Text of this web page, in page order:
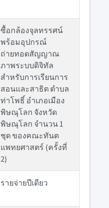
ซื้อกล้องจุลทรรศน์
พร้อมอุปกรณ์
ถ่ายทอดสัญญาณ
ภาพระบบดิจิทัล
สำหรับการเรียนการ
สอนและสาธิต ตำบล
ท่าโพธิ์ อำเภอเมือง
พิษณุโลก จังหวัด
พิษณุโลก จำนวน 1
ชุด ของคณะทันต
แพทยศาสตร์ (ครั้งที่
2)
รายจ่ายปีเดียว